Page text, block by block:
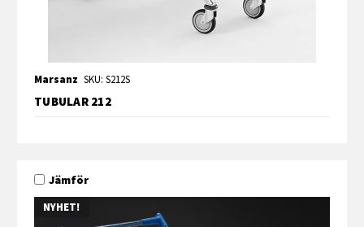
Marsanz SKU: S212S
TUBULAR 212
NYHET!
Jämför